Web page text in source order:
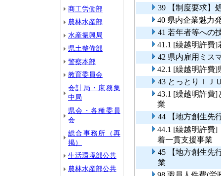
商工労働部
農林水産部
水産振興局
県土整備部
警察本部
教育委員会
会計局・庶務集
中局
県会・各種委員
会
総合事務所（再
掲）
生活環境部公共
農林水産部公共
39 【制度要求】
40 県内企業魅力
41 若年者等への
41.1 [繰越明許費]
42 県内雇用ミス
42.1 [繰越明許費
43 とっとりＩＪ
43.1 [繰越明許費
業
44 【地方創生先
44.1 [繰越明許費
着一貫支援事業
45 【地方創生先
業